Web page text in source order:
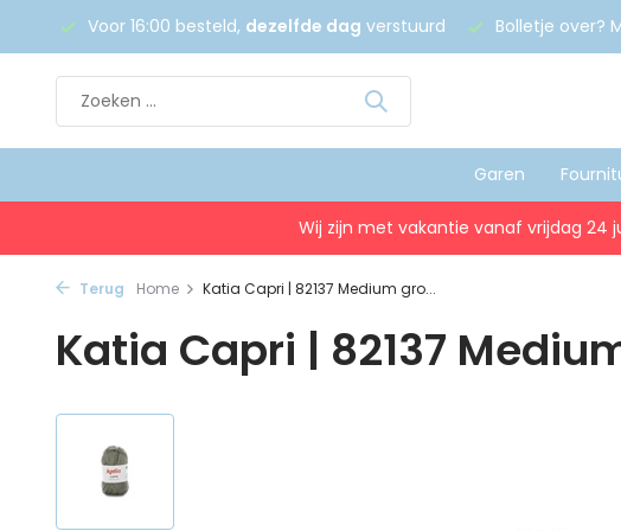
Voor 16:00 besteld, dezelfde dag verstuurd Bolletje over?
Garen
Wij zijn met vakantie vanaf vrijdag 24
Terug Home Katia Capri | 82137 Medium gro...
Katia Capri | 82137